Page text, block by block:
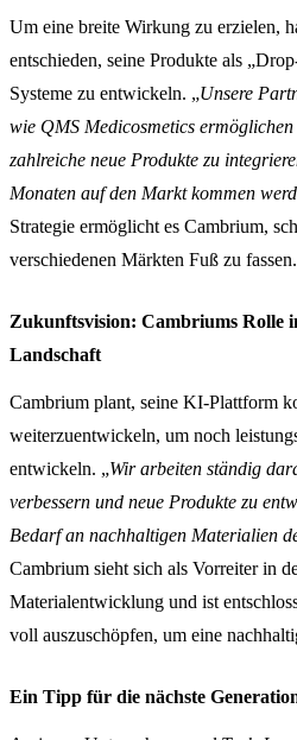
Um eine breite Wirkung zu erzielen,
entschieden, seine Produkte als
Systeme zu entwickeln. „Unsere
wie QMS Medicosmetics
zahlreiche neue Produkte zu
Monaten auf den Markt kommen
Strategie ermöglicht es Cambrium,
verschiedenen Märkten Fuß zu fassen.
Zukunftsvision: Cambriums Rolle
Landschaft
Cambrium plant, seine KI-Plattform
weiterzuentwickeln, um noch
entwickeln. „Wir arbeiten ständig
verbessern und neue Produkte zu
Bedarf an nachhaltigen Materialien
Cambrium sieht sich als Vorreiter in
Materialentwicklung und ist
voll auszuschöpfen, um eine
Ein Tipp für die nächste